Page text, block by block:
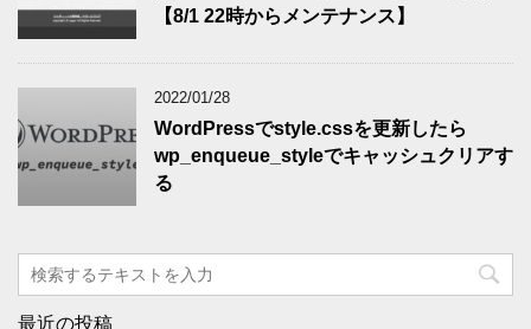
【8/1 22時からメンテナンス】
2022/01/28
WordPressでstyle.cssを更新したら
wp_enqueue_styleでキャッシュクリアす
る
最近の投稿